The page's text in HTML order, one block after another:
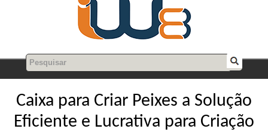
Caixa para Criar Peixes a Solução
Eficiente e Lucrativa para Criação